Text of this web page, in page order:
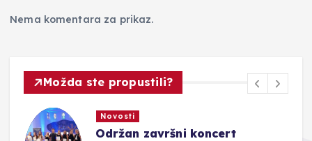
Nema komentara za prikaz.
Možda ste propustili?
Novosti
Održan završni koncert